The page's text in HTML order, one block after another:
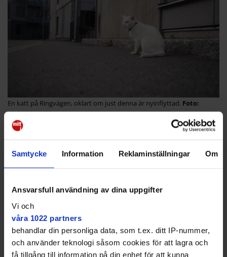
Samtycke Information Reklaminställningar Om
Ansvarsfull användning av dina uppgifter
Vi och
våra 1022 partners
behandlar din personliga data, som t.ex. ditt IP-nummer,
och använder teknologi såsom cookies för att lagra och
få tillgång till information på din enhet för att kunna
En katt på Ringvägen, oklart om just denna är nyinflyttad.
Christian Lärk
Hon lyfter också skolorna som en viktig del i beslutet.
Vid torget i Kungsängen möter vi Gudrun Klebark,
som är på väg för att handla. Hon har bott i Upplands-
Kungsängen. Nu säger hon att hon till och med har
funderat på att flytta från kommunen.